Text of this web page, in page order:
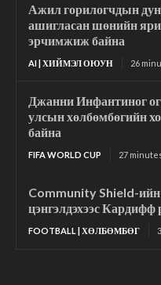
Ажил горилогчдын
ашигласан шөнийн
эрчимжиж байна
AI | ХИЙМЭЛ ОЮУН 26
Джанни Инфантиног
улсын хөлбөмбөгийн
байна
FIFA WORLD CUP 27
Community Shield-
цэнгэлдэхээс
FOOTBALL | ХӨЛБӨМБӨГ